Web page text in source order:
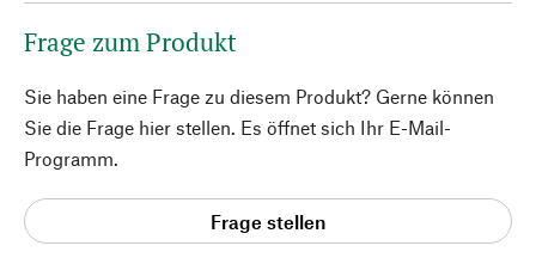
Frage zum Produkt
Sie haben eine Frage zu diesem Produkt? Gerne können
Sie die Frage hier stellen. Es öffnet sich Ihr E-Mail-
Programm.
Frage stellen